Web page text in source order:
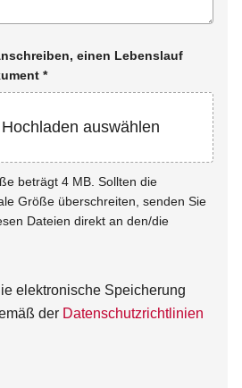
einen Lebenslauf
*
auswählen
beträgt 4 MB. Sollten die
Größe überschreiten, senden Sie
Dateien direkt an den/die
elektronische Speicherung
der Datenschutzrichtlinien